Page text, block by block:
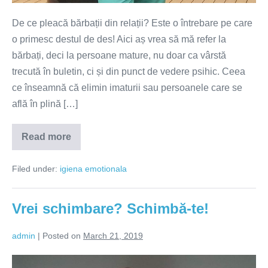
De ce pleacă bărbații din relații? Este o întrebare pe care
o primesc destul de des! Aici aș vrea să mă refer la
bărbați, deci la persoane mature, nu doar ca vârstă
trecută în buletin, ci și din punct de vedere psihic. Ceea
ce înseamnă că elimin imaturii sau persoanele care se
află în plină […]
Read more
De
ce
bărbații
relații?
Filed under: igiena emotionala
Vrei schimbare? Schimbă-te!
admin | Posted on March 21, 2019